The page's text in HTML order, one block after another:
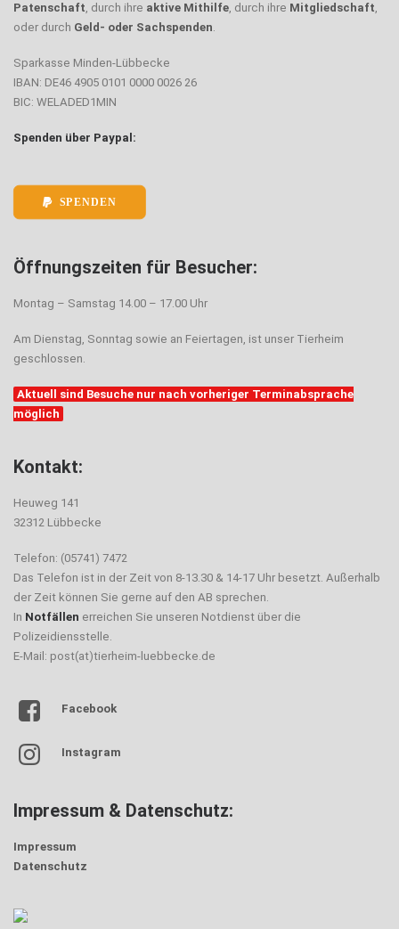
Patenschaft, durch ihre aktive Mithilfe, durch ihre Mitgliedschaft,
oder durch Geld- oder Sachspenden.
Sparkasse Minden-Lübbecke
IBAN: DE46 4905 0101 0000 0026 26
BIC: WELADED1MIN
Spenden über Paypal:
SPENDEN
Öffnungszeiten für Besucher:
Montag – Samstag 14.00 – 17.00 Uhr
Am Dienstag, Sonntag sowie an Feiertagen, ist unser Tierheim
geschlossen.
Aktuell sind Besuche nur nach vorheriger Terminabsprache
möglich
Kontakt:
Heuweg 141
32312 Lübbecke
Telefon: (05741) 7472
Das Telefon ist in der Zeit von 8-13.30 & 14-17 Uhr besetzt. Außerhalb
der Zeit können Sie gerne auf den AB sprechen.
In Notfällen erreichen Sie unseren Notdienst über die
Polizeidiensstelle.
E-Mail: post(at)tierheim-luebbecke.de
Facebook
Instagram
Impressum & Datenschutz:
Impressum
Datenschutz